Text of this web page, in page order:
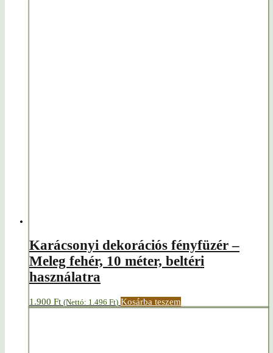
Karácsonyi dekorációs fényfüzér –
Meleg fehér, 10 méter, beltéri
használatra
1.900 Ft (Nettó: 1.496 Ft) Kosárba teszem